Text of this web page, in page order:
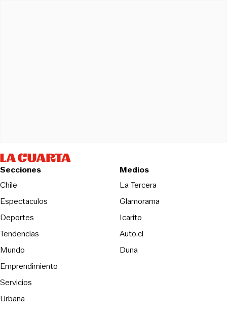
Secciones
Chile
Espectaculos
Deportes
Tendencias
Mundo
Emprendimiento
Servicios
Urbana
Medios
La TerceraOpens in new
Glamorama
Icarito
Auto.cl
DunaOpens in new window